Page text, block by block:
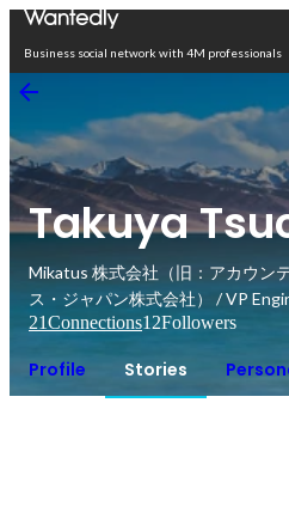
Business social network with 4M professionals
Takuya
Mikatus 株式会社（旧：アカウン
ス・ジャパン株式会社） / VP
イングループ グループリーダー
21Connections12Followers
Profile Stories